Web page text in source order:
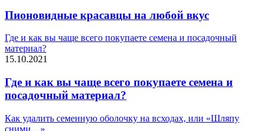
Пионовидные красавцы на любой вкус
Где и как вы чаще всего покупаете семена и посадочный
материал?
15.10.2021
Где и как вы чаще всего покупаете семена и
посадочный материал?
Как удалить семенную оболочку на всходах, или «Шляпу
сними…»